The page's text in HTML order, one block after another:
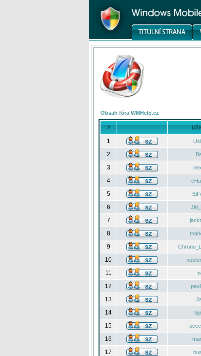
Obsah fóra WMHelp.cz
#
1
2
3
4
5
6
7
8
9
10
11
12
13
14
15
16
17